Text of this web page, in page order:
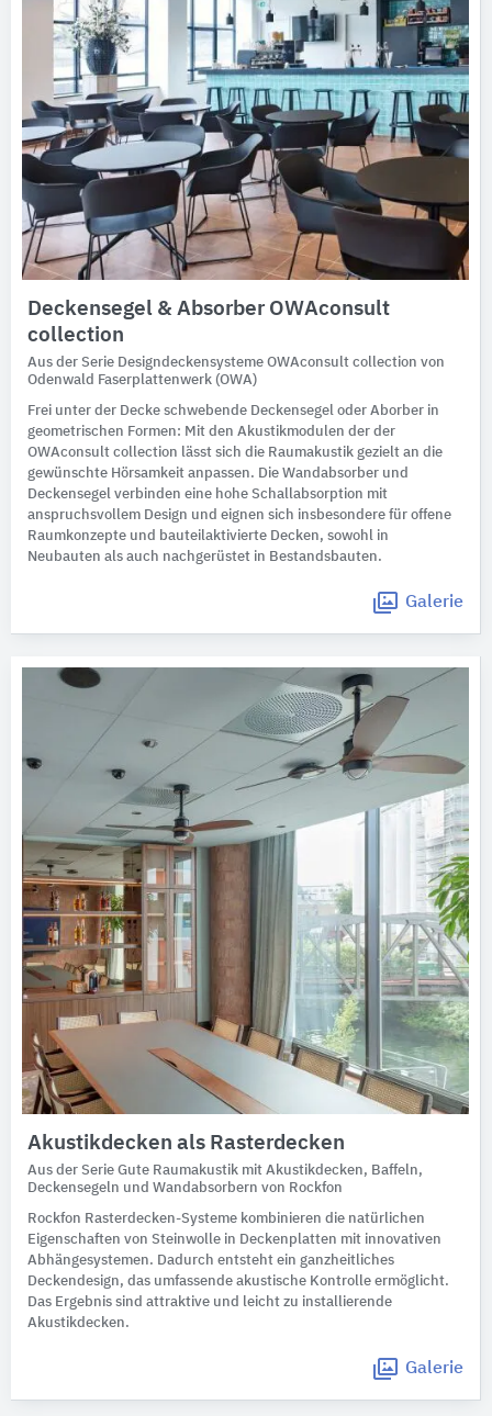
Architekturobjekte
Expertenprofile
Deckensegel & Absorber OWAconsult
collection
Aus der Serie Designdeckensysteme OWAconsult collection von
Odenwald Faserplattenwerk (OWA)
Frei unter der Decke schwebende Deckensegel oder Aborber in
geometrischen Formen: Mit den Akustikmodulen der der
OWAconsult collection lässt sich die Raumakustik gezielt an die
gewünschte Hörsamkeit anpassen. Die Wandabsorber und
Deckensegel verbinden eine hohe Schallabsorption mit
anspruchsvollem Design und eignen sich insbesondere für offene
Raumkonzepte und bauteilaktivierte Decken, sowohl in
Neubauten als auch nachgerüstet in Bestandsbauten.
Galerie
Akustikdecken als Rasterdecken
Aus der Serie Gute Raumakustik mit Akustikdecken, Baffeln,
Deckensegeln und Wandabsorbern von Rockfon
Rockfon Rasterdecken-Systeme kombinieren die natürlichen
Eigenschaften von Steinwolle in Deckenplatten mit innovativen
Abhängesystemen. Dadurch entsteht ein ganzheitliches
Deckendesign, das umfassende akustische Kontrolle ermöglicht.
Das Ergebnis sind attraktive und leicht zu installierende
Akustikdecken.
Galerie